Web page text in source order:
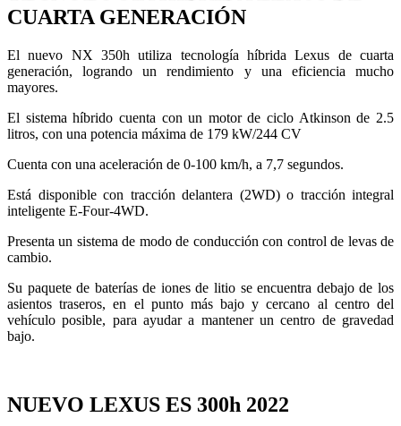
CUARTA GENERACIÓN
El nuevo NX 350h utiliza tecnología híbrida Lexus de cuarta
generación, logrando un rendimiento y una eficiencia mucho
mayores.
El sistema híbrido cuenta con un motor de ciclo Atkinson de 2.5
litros, con una potencia máxima de 179 kW/244 CV
Cuenta con una aceleración de 0-100 km/h, a 7,7 segundos.
Está disponible con tracción delantera (2WD) o tracción integral
inteligente E-Four-4WD.
Presenta un sistema de modo de conducción con control de levas de
cambio.
Su paquete de baterías de iones de litio se encuentra debajo de los
asientos traseros, en el punto más bajo y cercano al centro del
vehículo posible, para ayudar a mantener un centro de gravedad
bajo.
NUEVO LEXUS ES 300h 2022